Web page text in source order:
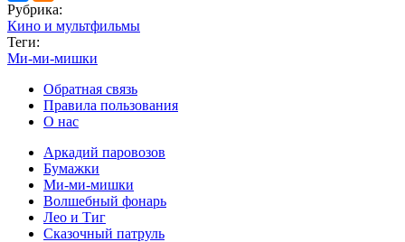
Рубрика:
Кино и мультфильмы
Теги:
Ми-ми-мишки
Обратная связь
Правила пользования
О нас
Аркадий паровозов
Бумажки
Ми-ми-мишки
Волшебный фонарь
Лео и Тиг
Сказочный патруль